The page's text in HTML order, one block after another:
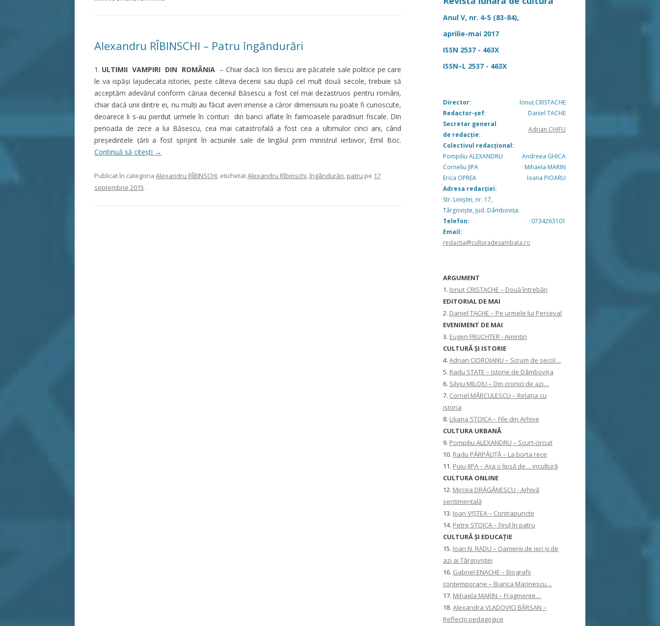
Alexandru RÎBINSCHI – Patru îngândurări
1. ULTIMII VAMPIRI DIN ROMÂNIA – Chiar dacă Ion Iliescu are păcatele sale politice pe care
le va ispăşi lajudecata istoriei, peste câteva decenii sau după cel mult două secole, trebuie să
acceptăm adevărul conform căruia deceniul Băsescu a fost cel mai dezastruos pentru români,
chiar dacă unii dintre ei, nu mulţi au făcut averi imense a căror dimensiuni nu poate fi cunoscute,
deoarece li s-au pierdut urmele în conturi din banci aflate în faimoasele paradisuri fiscale. Din
perioada de zece a lui Băsescu, cea mai catastrofală a fost cea a ultimulor cinci ani, când
preşedintele ţării a fost sprijint în acţiunile sale de lingăul prim ministrul ierbivor, Emil Boc.
Continuă să citești →
Publicat în categoria Alexandru RÎBINSCHI, etichetatAlexandru Rîbinschi,îngândurări, patru pe 17
septembrie 2015 .
Anul V, nr. 4-5 (83-84),
aprilie-mai 2017
ISSN 2537 - 463X
ISSN–L 2537 - 463X
Director:
Ionuț CRISTACHE
Redactor-șef:
Daniel TACHE
Secretar general
de redacție:
Adrian CHIFU
Colectivul redacțional:
Pompiliu ALEXANDRU
Andreea GHICA
Corneliu JIPA
Mihaela MARIN
Erica OPREA
Ioana PIOARU
Adresa redacției:
Str. Liniștei, nr. 17,
Târgoviște, jud. Dâmbovița.
Telefon:
0734263101
Email:
redactia@culturadesambata.ro
ARGUMENT
1. Ionuț CRISTACHE – Două întrebări
EDITORIAL DE MAI
2. Daniel TACHE – Pe urmele lui Perceval
EVENIMENT DE MAI
3. Eugen FRUCHTER - Amintiri
CULTURĂ ŞI ISTORIE
4. Adrian CIOROIANU – Scrum de secol…
5. Radu STATE – Istorie de Dâmbovița
6. Silviu MILOIU – Din cronici de azi…
7. Cornel MĂRCULESCU – Relația cu
istoria
8. Liliana STOICA – File din Arhive
CULTURA URBANĂ
9. Pompiliu ALEXANDRU – Scurt-circuit
10. Radu PĂRPĂUȚĂ – La borta rece
11. Puiu JIPA – Așa o lipsă de… incultură
CULTURA ONLINE
12. Mircea DRĂGĂNESCU - Arhivă
sentimentală
13. Ioan VIȘTEA – Contrapuncte
14. Petre STOICA – Firul în patru
CULTURĂ ŞI EDUCAŢIE
15. Ioan N. RADU – Oamenii de ieri și de
azi ai Târgoviștei
16. Gabriel ENACHE – Biografii
contemporane – Bianca Marinescu…
17. Mihaela MARIN – Fragmente…
18. Alexandra VLADOVICI BÂRSAN –
Reflecții pedagogice